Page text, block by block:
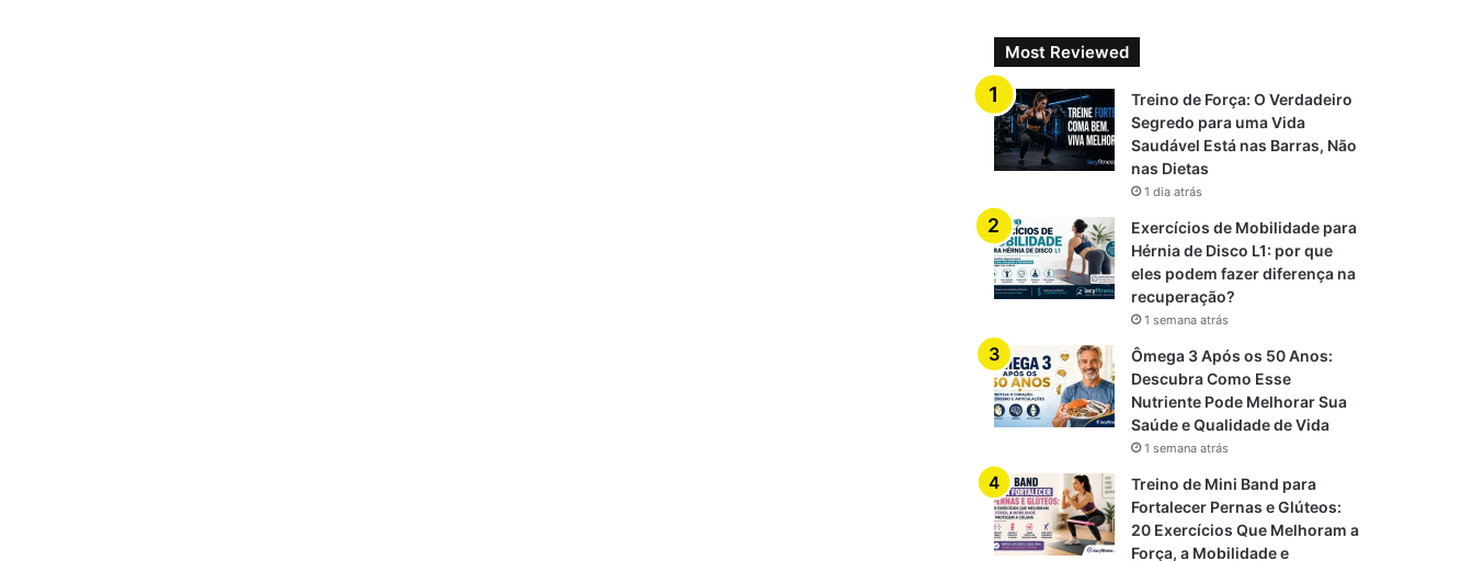
Most Reviewed
Treino de Força: O Verdadeiro
Segredo para uma Vida
Saudável Está nas Barras, Não
nas Dietas
1 dia atrás
Exercícios de Mobilidade para
Hérnia de Disco L1: por que
eles podem fazer diferença na
recuperação?
1 semana atrás
Ômega 3 Após os 50 Anos:
Descubra Como Esse
Nutriente Pode Melhorar Sua
Saúde e Qualidade de Vida
1 semana atrás
Treino de Mini Band para
Fortalecer Pernas e Glúteos:
20 Exercícios Que Melhoram a
Força, a Mobilidade e